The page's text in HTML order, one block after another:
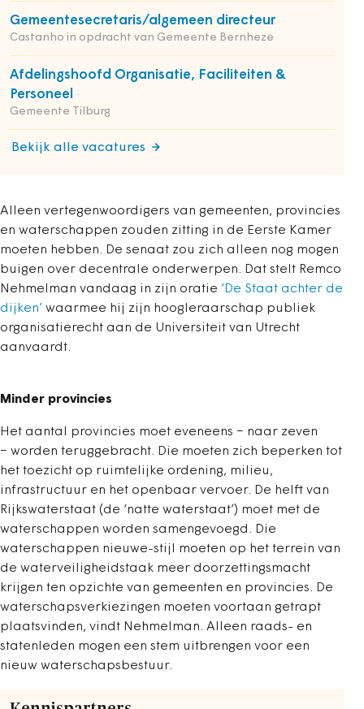
Gemeentesecretaris/algemeen directeur
Castanho in opdracht van Gemeente Bernheze
Afdelingshoofd Organisatie, Faciliteiten &
Personeel
Gemeente Tilburg
Bekijk alle vacatures
Alleen vertegenwoordigers van gemeenten, provincies
en waterschappen zouden zitting in de Eerste Kamer
moeten hebben. De senaat zou zich alleen nog mogen
buigen over decentrale onderwerpen. Dat stelt Remco
Nehmelman vandaag in zijn oratie ‘De Staat achter de
dijken’ waarmee hij zijn hoogleraarschap publiek
organisatierecht aan de Universiteit van Utrecht
aanvaardt.
Minder provincies
Het aantal provincies moet eveneens − naar zeven
− worden teruggebracht. Die moeten zich beperken tot
het toezicht op ruimtelijke ordening, milieu,
infrastructuur en het openbaar vervoer. De helft van
Rijkswaterstaat (de ‘natte waterstaat’) moet met de
waterschappen worden samengevoegd. Die
waterschappen nieuwe-stijl moeten op het terrein van
de waterveiligheidstaak meer doorzettingsmacht
krijgen ten opzichte van gemeenten en provincies. De
waterschapsverkiezingen moeten voortaan getrapt
plaatsvinden, vindt Nehmelman. Alleen raads- en
statenleden mogen een stem uitbrengen voor een
nieuw waterschapsbestuur.